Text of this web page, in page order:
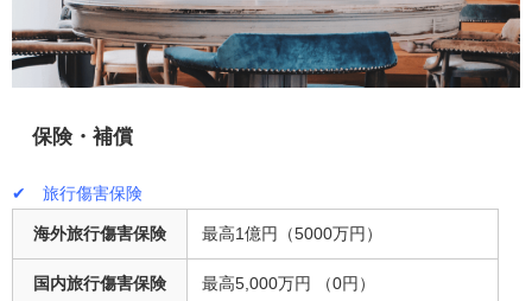
保険・補償
✔ 旅行傷害保険
海外旅行傷害保険 最高1億円（5000万円）
国内旅行傷害保険 最高5,000万円 （0円）